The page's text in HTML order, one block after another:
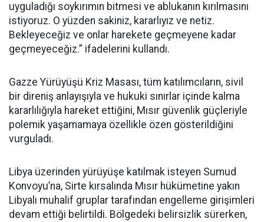
uyguladığı soykırımın bitmesi ve ablukanın kırılmasını
istiyoruz. O yüzden sakiniz, kararlıyız ve netiz.
Bekleyeceğiz ve onlar harekete geçmeyene kadar
geçmeyeceğiz.” ifadelerini kullandı.
Gazze Yürüyüşü Kriz Masası, tüm katılımcıların, sivil
bir direniş anlayışıyla ve hukuki sınırlar içinde kalma
kararlılığıyla hareket ettiğini, Mısır güvenlik güçleriyle
polemik yaşamamaya özellikle özen gösterildiğini
vurguladı.
Libya üzerinden yürüyüşe katılmak isteyen Sumud
Konvoyu’na, Sirte kırsalında Mısır hükümetine yakın
Libyalı muhalif gruplar tarafından engelleme girişimleri
devam ettiği belirtildi. Bölgedeki belirsizlik sürerken,